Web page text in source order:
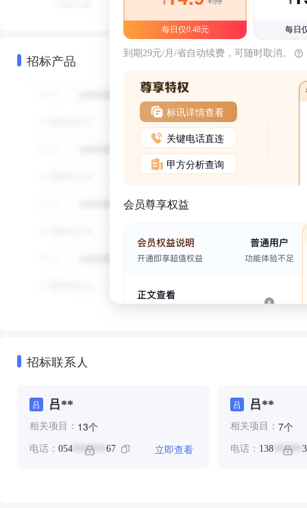
招标产品
每日仅0.48元 每日
到期29元/月/省自动续费，可随时取消。
标讯详情查看
关键电话直连
甲方分析查询
会员尊享权益
招标联系人
吕 吕**
相关项目： 13个
电话： 054 ******* 67 立即查看
吕 吕**
相关项目： 7个
电话： 138******